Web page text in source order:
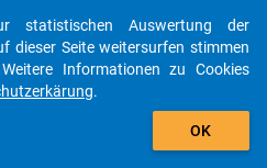
CAWI
auto_stories
add_shopping_cart
statistischen Auswertung der
dieser Seite weitersurfen stimmen
Informationen zu Cookies
.
OK